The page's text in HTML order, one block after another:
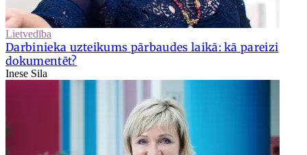
Lietvedība
Darbinieka uzteikums pārbaudes laikā: kā pareizi
dokumentēt?
Inese Sila